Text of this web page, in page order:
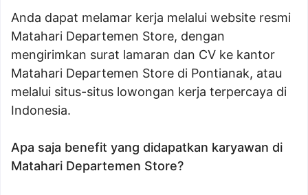
Anda dapat melamar kerja melalui website resmi
Matahari Departemen Store, dengan
mengirimkan surat lamaran dan CV ke kantor
Matahari Departemen Store di Pontianak, atau
melalui situs-situs lowongan kerja terpercaya di
Indonesia.
Apa saja benefit yang didapatkan karyawan di
Matahari Departemen Store?